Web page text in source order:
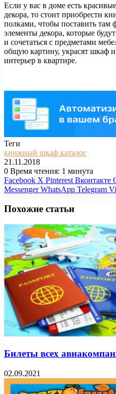
Если у вас в доме есть
декора, то стоит приобрести
полками, чтобы поставить
элементы декора, которые
и сочетаться с предметами
общую картину, украсят шкаф
интерьер в квартире.
Теги
книжный шкаф каталог
21.11.2018
0 Время чтения: 1 минута
Facebook X Pinterest Вконтакте
Messenger WhatsApp Telegram
Похожие статьи
Билеты всех
02.09.2021